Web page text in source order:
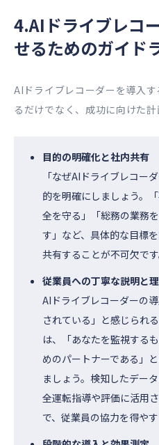
4.AIドライブレコ
せるためのガイド
AIドライブレコーダーを導入
るだけでなく、成功に向けた計
目的の明確化と社内共有
「なぜAIドライブレコー
的を明確にしましょう。
全を守る」「総務の業務
す」など、具体的な目標
共有することが不可欠です
従業員への丁寧な説明と
AIドライブレコーダーの
されている」と感じられ
は、「あなたを監視する
めのパートナーである」
ましょう。検知したデー
全運転指導や評価に活用
で、従業員の協力を得やす